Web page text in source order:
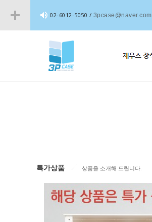
02-6012-5050 / 3pcase@naver.com
특가상품 상품을 소개해 드립니다.